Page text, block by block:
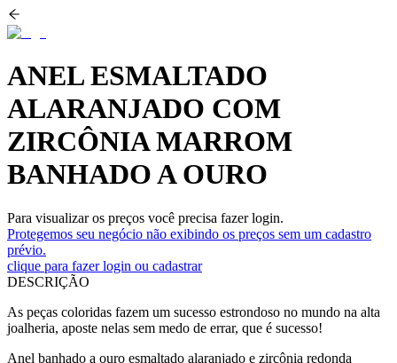
ANEL ESMALTADO
ALARANJADO COM
ZIRCÔNIA MARROM
BANHADO A OURO
Para visualizar os preços você precisa fazer login.
Protegemos seu negócio não exibindo os preços sem um cadastro
prévio.
clique para fazer login ou cadastrar
DESCRIÇÃO
As peças coloridas fazem um sucesso estrondoso no mundo na alta
joalheria, aposte nelas sem medo de errar, que é sucesso!
Anel banhado a ouro esmaltado alaranjado e zircônia redonda